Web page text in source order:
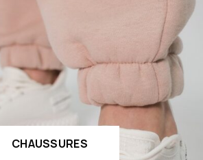
CHAUSSURES